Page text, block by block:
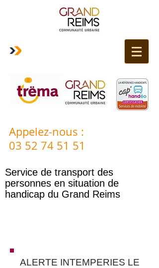
Appelez-nous :
03 52 74 51 51
Service de transport des
personnes en situation de
handicap du Grand Reims
ALERTE INTEMPERIES LE